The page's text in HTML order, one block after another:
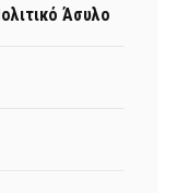
Άσυλο